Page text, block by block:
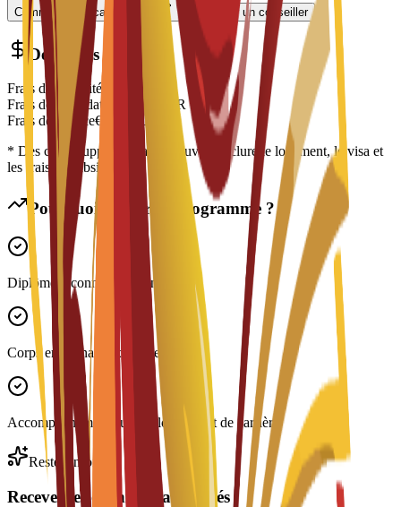
Commencer la candidature Contacter un conseiller
Détail des coûts
Frais de scolarité 5,650
EUR
Frais de candidature
200
EUR
Frais de service€
EUR
* Des coûts supplémentaires peuvent inclure le logement, le visa et
les frais de subsistance
Pourquoi choisir ce programme ?
Diplôme reconnu à l'international
Corps enseignant expérimenté
Accompagnement au développement de carrière
Restez informé
Recevez les dernières actualités